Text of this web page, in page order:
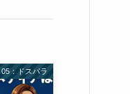
05：ドスパラ